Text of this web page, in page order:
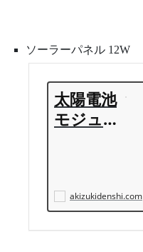
ソーラーパネル 12W
太陽電池
モジュー
Ｗ−１２:
電源一般
akizukidenshi.com